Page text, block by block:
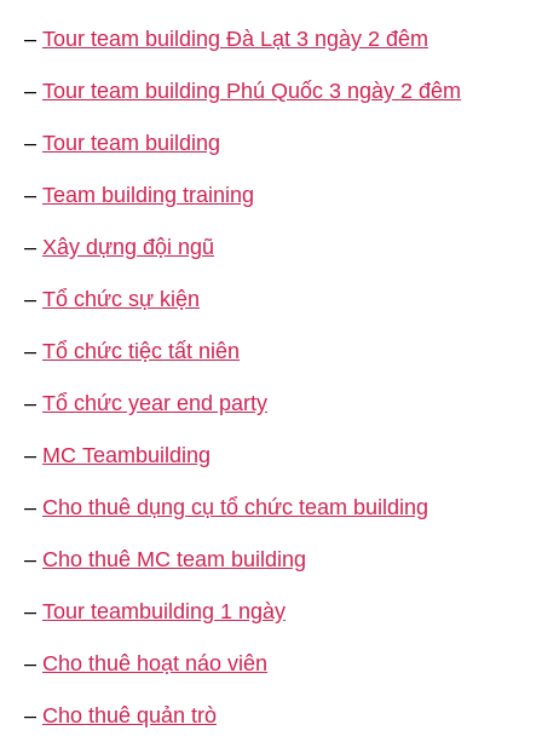
– Tour team building Đà Lạt 3 ngày 2 đêm
– Tour team building Phú Quốc 3 ngày 2 đêm
– Tour team building
– Team building training
– Xây dựng đội ngũ
– Tổ chức sự kiện
– Tổ chức tiệc tất niên
– Tổ chức year end party
– MC Teambuilding
– Cho thuê dụng cụ tổ chức team building
– Cho thuê MC team building
– Tour teambuilding 1 ngày
– Cho thuê hoạt náo viên
– Cho thuê quản trò